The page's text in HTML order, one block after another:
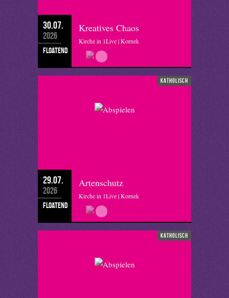
30.07.
2026
floatend
Kreatives Chaos
Kirche in 1Live | Kornek
katholisch
29.07.
2026
floatend
Artenschutz
Kirche in 1Live | Kornek
katholisch